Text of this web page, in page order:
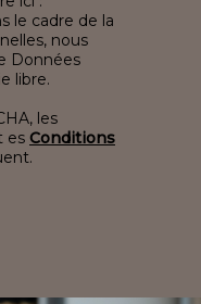
le cadre de la
nous
Données
libre.
les
es Conditions